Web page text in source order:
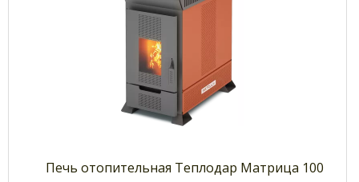
Печь отопительная Теплодар Матрица 100